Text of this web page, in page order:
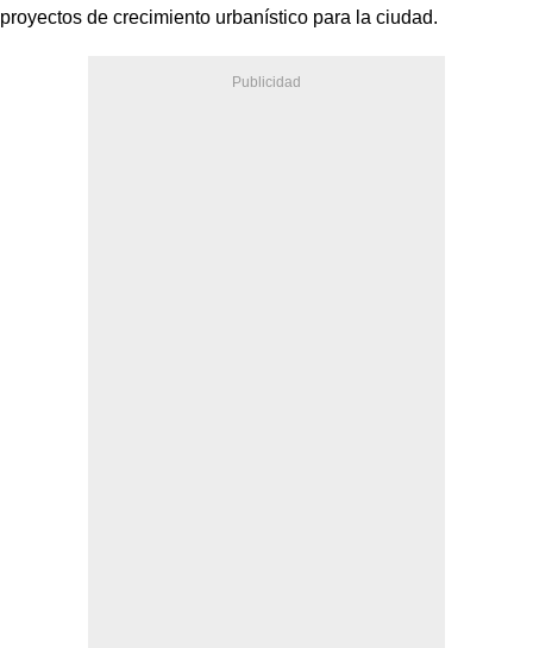
proyectos de crecimiento urbanístico para la ciudad.